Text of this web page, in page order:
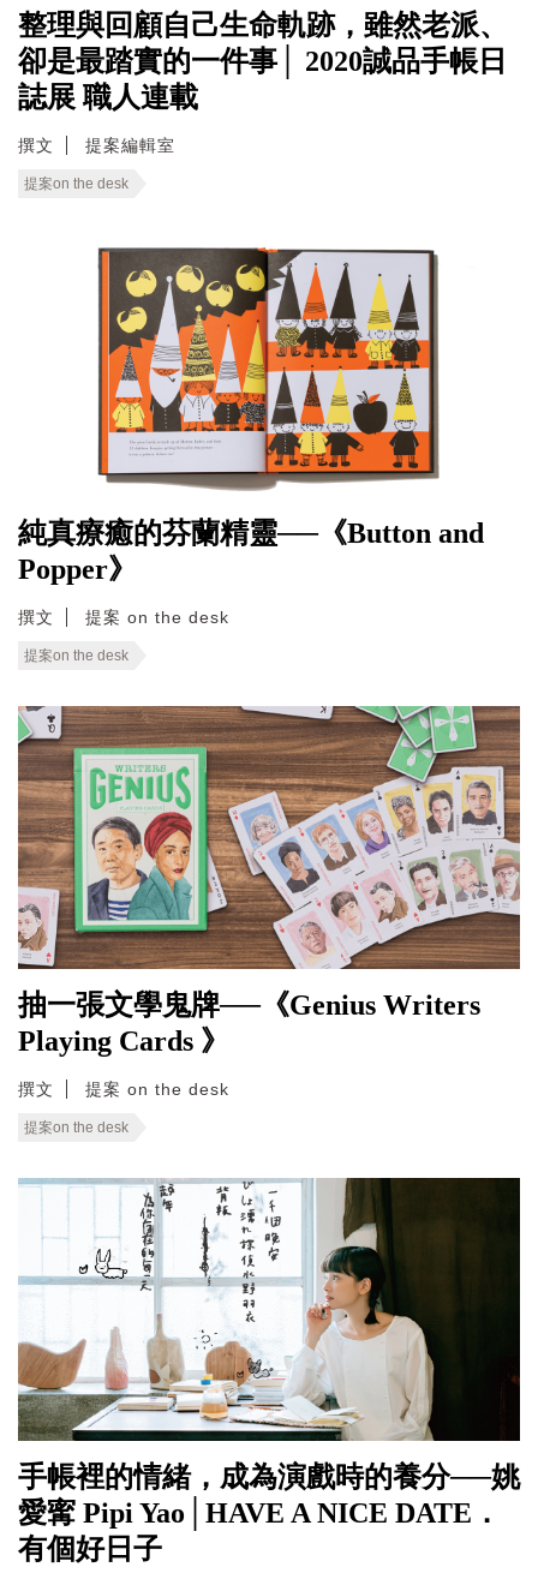
整理與回顧自己生命軌跡，雖然老派、
卻是最踏實的一件事│ 2020誠品手帳日
誌展 職人連載
撰文 提案編輯室
提案on the desk
純真療癒的芬蘭精靈──《Button and
Popper》
撰文 提案 on the desk
提案on the desk
抽一張文學鬼牌──《Genius Writers
Playing Cards 》
撰文 提案 on the desk
提案on the desk
手帳裡的情緒，成為演戲時的養分──姚
愛寗 Pipi Yao│HAVE A NICE DATE．
有個好日子